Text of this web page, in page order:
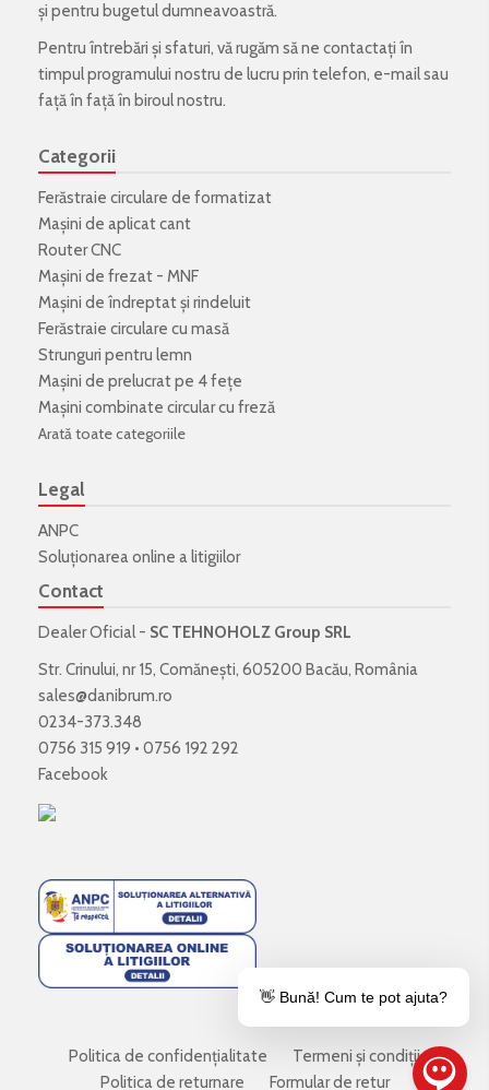
și pentru bugetul dumneavoastră.
Pentru întrebări și sfaturi, vă rugăm să ne contactați în
timpul programului nostru de lucru prin telefon, e-mail sau
față în față în biroul nostru.
Categorii
Ferăstraie circulare de formatizat
Mașini de aplicat cant
Router CNC
Mașini de frezat - MNF
Mașini de îndreptat și rindeluit
Ferăstraie circulare cu masă
Strunguri pentru lemn
Mașini de prelucrat pe 4 fețe
Mașini combinate circular cu freză
Arată toate categoriile
Legal
ANPC
Soluționarea online a litigiilor
Contact
Dealer Oficial - SC TEHNOHOLZ Group SRL
Str. Crinului, nr 15, Comănești, 605200 Bacău, România
sales@danibrum.ro
0234-373.348
0756 315 919 • 0756 192 292
Facebook
Politica de confidenţialitate
Termeni şi condiţii
Politica de returnare
Formular de retur
👋 Bună! Cum te pot ajuta?